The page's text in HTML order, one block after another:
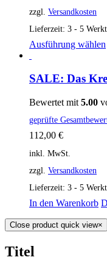
zzgl. Versandkosten
Lieferzeit: 3 - 5
Ausführung wählen
SALE: Das
Bewertet mit 5.00
geprüfte
112,00 €
inkl. MwSt.
zzgl. Versandkosten
Lieferzeit: 3 - 5
In den Warenkorb
Close product quick view×
Titel